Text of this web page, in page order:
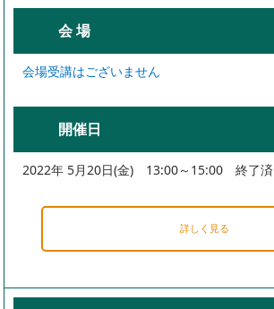
会 場
会場受講はございません
開催日
2022年 5月20日(金) 13:00～15:00 終了済
詳しく見る